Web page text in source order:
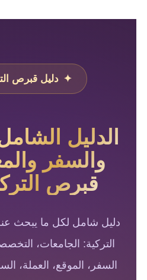
دليل قبرص
الدليل
والسفر
قبرص التركية
دليل شامل لكل ما يبحث
التركية: الجامعات،
السفر، الموقع، العملة،